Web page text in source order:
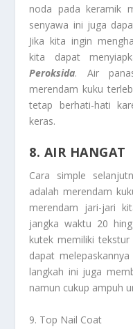
noda pada keramik
senyawa ini juga
Jika kita ingin
kita dapat
Peroksida. Air
merendam kuku
tetap berhati-hati
keras.
8. AIR HANGAT
Cara simple
adalah merendam
merendam jari-jari
jangka waktu 20
kutek memiliki
dapat
langkah ini juga
namun cukup ampuh
9. Top Nail Coat